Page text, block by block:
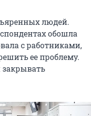
людей.
обошла
с работниками,
ее проблему.
закрывать